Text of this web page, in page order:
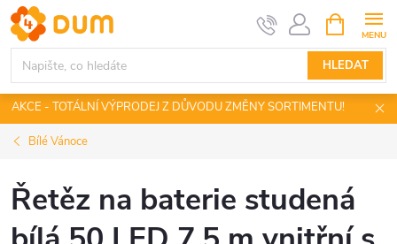
Přejít
na
obsah
HLEDAT
NÁKUPNÍ
KOŠÍK
AKCE - TOTÁLNÍ VÝPRODEJ Z DŮVODU ZMĚNY SORTIMENTU!
Bílé Vánoce
Řetěz na baterie studená